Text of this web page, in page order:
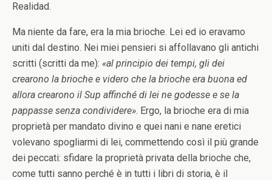
Realidad.
Ma niente da fare, era la mia brioche. Lei ed io eravamo
uniti dal destino. Nei miei pensieri si affollavano gli antichi
scritti (scritti da me): «al principio dei tempi, gli dei
crearono la brioche e videro che la brioche era buona ed
allora crearono il Sup affinché di lei ne godesse e se la
pappasse senza condividere». Ergo, la brioche era di mia
proprietà per mandato divino e quei nani e nane eretici
volevano spogliarmi di lei, commettendo così il più grande
dei peccati: sfidare la proprietà privata della brioche che,
come tutti sanno perché è in tutti i libri di storia, è il